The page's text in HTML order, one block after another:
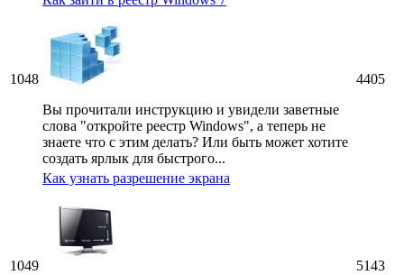
1048
Вы прочитали инструкцию и увидели заветные
слова "откройте реестр Windows", а теперь не
знаете что с этим делать? Или быть может хотите
создать ярлык для быстрого...
4405
1049
Как узнать разрешение экрана
5143